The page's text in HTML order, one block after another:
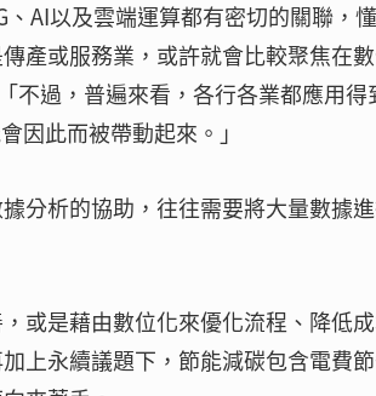
AI以及雲端運算都有密切的關聯，
產或服務業，或許就會比較聚焦在
不過，普遍來看，各行各業都應用得
因此而被帶動起來。」
分析的協助，往往需要將大量數據
或是藉由數位化來優化流程、降低
上永續議題下，節能減碳包含電費